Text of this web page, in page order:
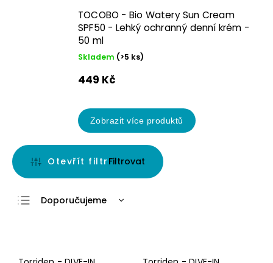
TOCOBO - Bio Watery Sun Cream
SPF50 - Lehký ochranný denní krém -
50 ml
Skladem (>5 ks)
449 Kč
Zobrazit více produktů
Doporučujeme
Nejprodávanější
Otevřít filtr